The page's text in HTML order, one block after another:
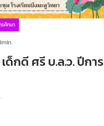
รศึกษา
กดี ศรี บ.ล.ว. ปีการ